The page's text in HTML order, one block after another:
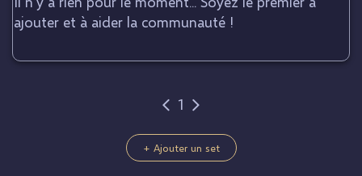
ajouter et à aider la communauté !
1
+ Ajouter un set